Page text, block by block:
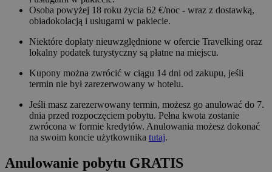
Osoba powyżej 18 roku życia 62 €/noc - wraz z dostawką,
obiadokolacją i usługami w pakiecie.
Niektóre dopłaty nieuwzględnione w ofercie Travelking oraz
lokalny podatek turystyczny są płatne na miejscu.
Kupony można zwrócić w ciągu 14 dni od zakupu, jeśli
termin nie był zarezerwowany w hotelu.
Jeśli masz zarezerwowany termin, możesz go anulować do 7.
dnia przed rozpoczęciem pobytu. Pełna kwota zostanie
zwrócona w formie kredytów. Anulowania możesz dokonać
na swoim koncie użytkownika tutaj.
Anulowanie pobytu GRATIS